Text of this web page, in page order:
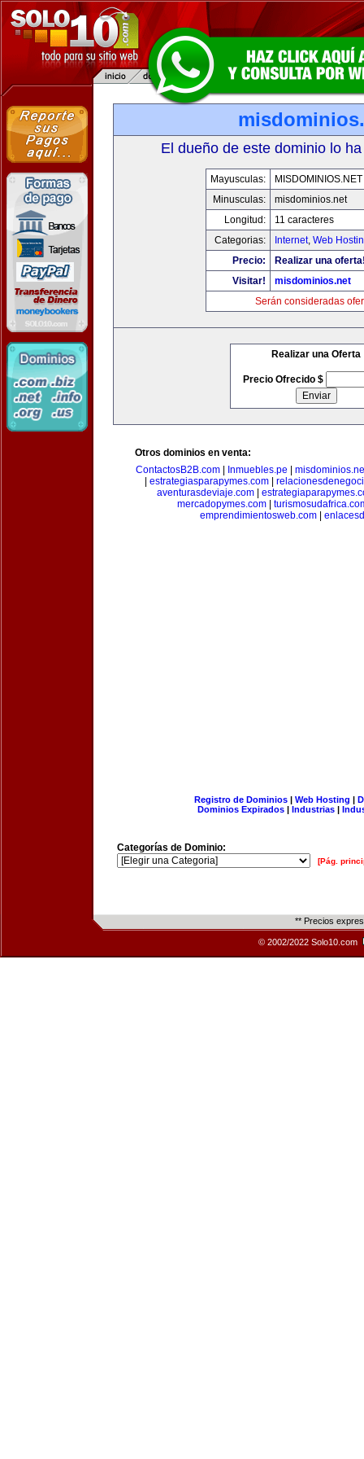
El dueño de este dominio lo
Mayusculas:
MISDOMINIOS.NET
Minusculas:
misdominios.net
Longitud:
11 caracteres
Categorias:
Internet, Web
Precio:
Realizar una
Visitar!
misdominios.net
Serán consideradas
Realizar una Oferta
Precio Ofrecido $
Otros dominios en venta:
ContactosB2B.com
Inmuebles.pe
estrategiasparapymes.com
aventurasdeviaje.com|
mercadopymes.com
emprendimientosweb.com
Registro de Dominios| Web Hosting |
Dominios Expirados | Industrias |
Categorías de Dominio:
[Pág.
** Precios
© 2002/2022 Solo10.com